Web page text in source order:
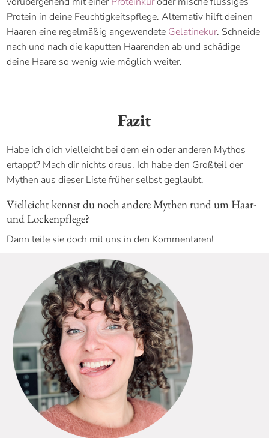
Protein in deine Feuchtigkeitspflege. Alternativ hilft deinen
Haaren eine regelmäßig angewendete Gelatinekur. Schneide
nach und nach die kaputten Haarenden ab und schädige
deine Haare so wenig wie möglich weiter.
Fazit
Habe ich dich vielleicht bei dem ein oder anderen Mythos
ertappt? Mach dir nichts draus. Ich habe den Großteil der
Mythen aus dieser Liste früher selbst geglaubt.
Vielleicht kennst du noch andere Mythen rund um Haar-
und Lockenpflege?
Dann teile sie doch mit uns in den Kommentaren!